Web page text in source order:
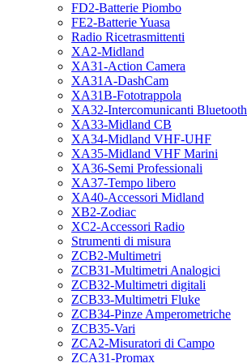
FD2-Batterie Piombo
FE2-Batterie Yuasa
Radio Ricetrasmittenti
XA2-Midland
XA31-Action Camera
XA31A-DashCam
XA31B-Fototrappola
XA32-Intercomunicanti Bluetooth
XA33-Midland CB
XA34-Midland VHF-UHF
XA35-Midland VHF Marini
XA36-Semi Professionali
XA37-Tempo libero
XA40-Accessori Midland
XB2-Zodiac
XC2-Accessori Radio
Strumenti di misura
ZCB2-Multimetri
ZCB31-Multimetri Analogici
ZCB32-Multimetri digitali
ZCB33-Multimetri Fluke
ZCB34-Pinze Amperometriche
ZCB35-Vari
ZCA2-Misuratori di Campo
ZCA31-Promax